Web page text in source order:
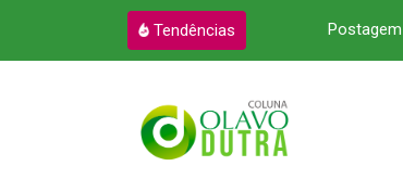
Tendências
academias de alto padrão